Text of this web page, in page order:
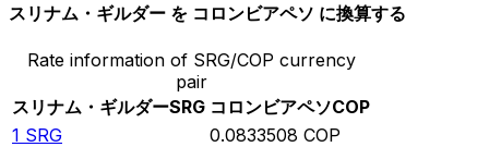
スリナム・ギルダー を コロンビアペソ に換算する
Rate information of SRG/COP currency
pair
スリナム・ギルダーSRG コロンビアペソCOP
1 SRG 0.0833508 COP